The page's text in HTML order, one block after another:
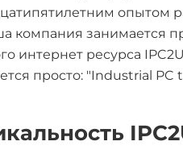
опытом
компания
интернет ресурса
просто: "Industrial